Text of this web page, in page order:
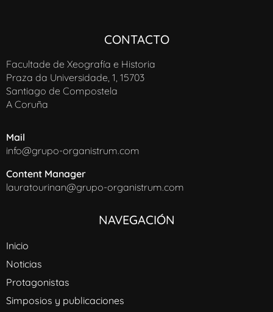
CONTACTO
Facultade de Xeografía e Historia
Praza da Universidade, 1, 15703
Santiago de Compostela
A Coruña
Mail
info@grupo-organistrum.com
Content Manager
lauratourinan@grupo-organistrum.com
NAVEGACIÓN
Inicio
Noticias
Protagonistas
Simposios y publicaciones